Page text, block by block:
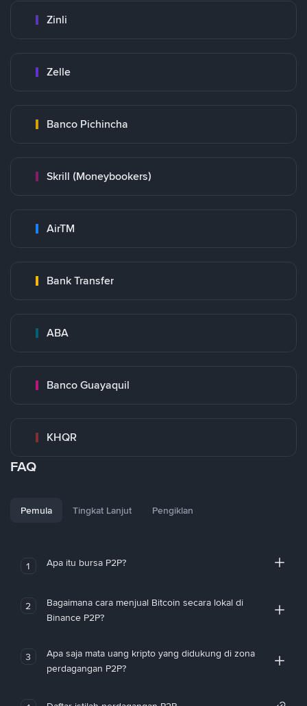
Zinli
Zelle
Banco Pichincha
Skrill (Moneybookers)
AirTM
Bank Transfer
ABA
Banco Guayaquil
KHQR
FAQ
Pemula Tingkat Lanjut Pengiklan
1 Apa itu bursa P2P?
2
Bagaimana cara menjual Bitcoin secara lokal di
Binance P2P?
3
Apa saja mata uang kripto yang didukung di zona
perdagangan P2P?